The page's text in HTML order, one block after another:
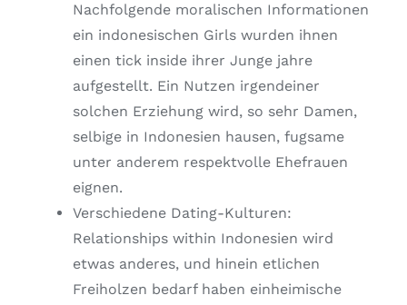
Nachfolgende moralischen Informationen
ein indonesischen Girls wurden ihnen
einen tick inside ihrer Junge jahre
aufgestellt. Ein Nutzen irgendeiner
solchen Erziehung wird, so sehr Damen,
selbige in Indonesien hausen, fugsame
unter anderem respektvolle Ehefrauen
eignen.
Verschiedene Dating-Kulturen:
Relationships within Indonesien wird
etwas anderes, und hinein etlichen
Freiholzen bedarf haben einheimische